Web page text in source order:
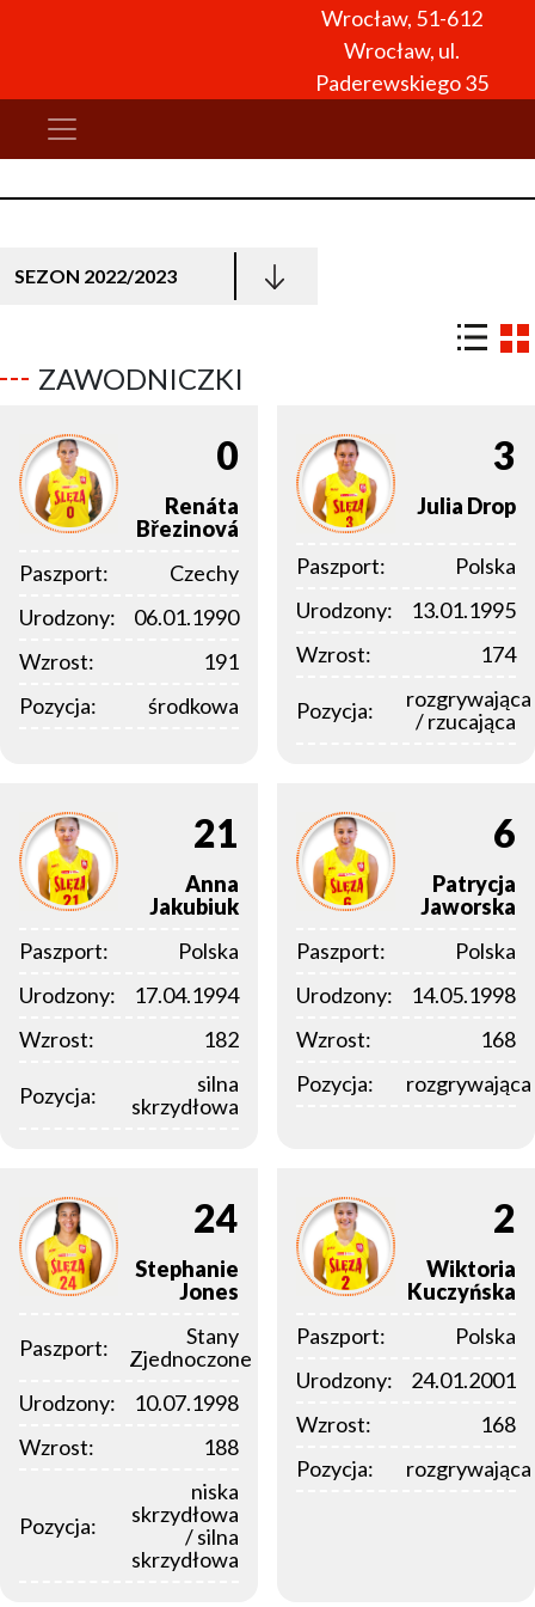
Wrocław, 51-612
Wrocław, ul.
Paderewskiego 35
SEZON 2022/2023
ZAWODNICZKI
0
Renáta
Březinová
Paszport:
Czechy
Urodzony:
06.01.1990
Wzrost:
191
Pozycja:
środkowa
3
Julia Drop
Paszport:
Polska
Urodzony:
13.01.1995
Wzrost:
174
Pozycja:
rozgrywająca
/ rzucająca
21
Anna
Jakubiuk
Paszport:
Polska
Urodzony:
17.04.1994
Wzrost:
182
Pozycja:
silna
skrzydłowa
6
Patrycja
Jaworska
Paszport:
Polska
Urodzony:
14.05.1998
Wzrost:
168
Pozycja:
rozgrywająca
24
Stephanie
Jones
Paszport:
Stany
Zjednoczone
Urodzony:
10.07.1998
Wzrost:
188
Pozycja:
niska
skrzydłowa
/ silna
skrzydłowa
2
Wiktoria
Kuczyńska
Paszport:
Polska
Urodzony:
24.01.2001
Wzrost:
168
Pozycja:
rozgrywająca